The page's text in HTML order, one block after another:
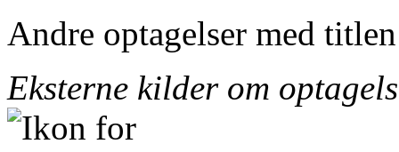
Andre optagelser med
Eksterne kilder om